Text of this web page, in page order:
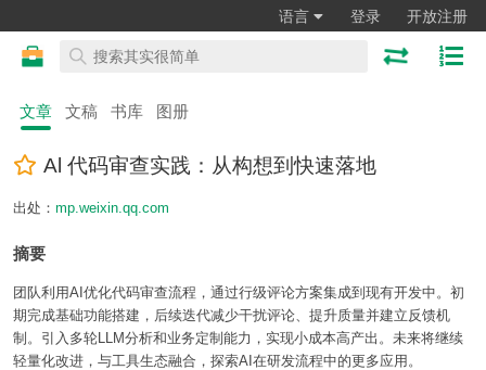
语言 登录 开放注册
文章 文稿 书库 图册
Al 代码审查实践：从构想到快速落地
出处： mp.weixin.qq.com
摘要
团队利用AI优化代码审查流程，通过行级评论方案集成到现有开发中。初
期完成基础功能搭建，后续迭代减少干扰评论、提升质量并建立反馈机
制。引入多轮LLM分析和业务定制能力，实现小成本高产出。未来将继续
轻量化改进，与工具生态融合，探索AI在研发流程中的更多应用。